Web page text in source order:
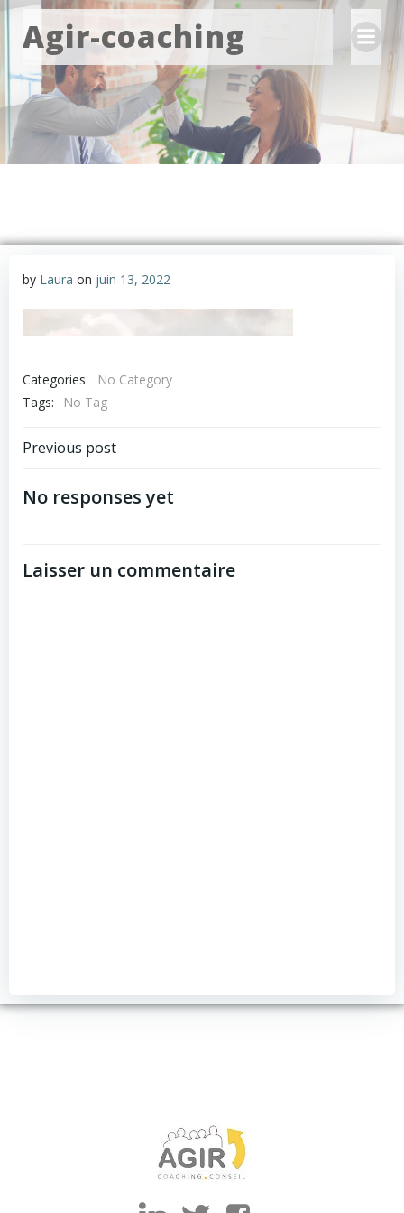
Aller
au
contenu
Agir-coaching
by Laura on juin 13, 2022
Categories:
No Category
Tags:
No Tag
Navigation
de
Previous post
No responses yet
Laisser un commentaire